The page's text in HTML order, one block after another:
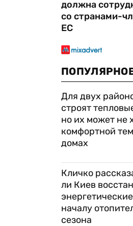
должна
со странами-
ЕС
Для двух
строят
но их может не
комфортной
домах
Кличко
ли Киев
началу
сезона